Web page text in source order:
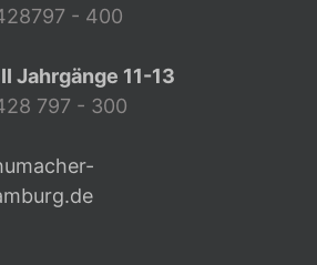
- 400
Jahrgänge 11-13
797 - 300